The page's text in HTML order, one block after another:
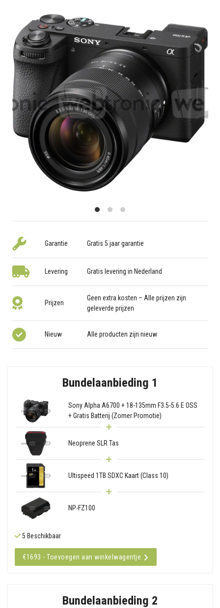
Garantie Gratis 5 jaar garantie
Levering Gratis levering in Nederland
Prijzen
Geen extra kosten – Alle prijzen zijn
geleverde prijzen
Nieuw Alle producten zijn nieuw
Bundelaanbieding 1
Sony Alpha A6700 + 18-135mm F3.5-5.6 E OSS
+ Gratis Batterij (Zomer Promotie)
Neoprene SLR Tas
Ultispeed 1TB SDXC Kaart (Class 10)
NP-FZ100
5 Beschikbaar
€1693 - Toevoegen aan winkelwagentje
Bundelaanbieding 2